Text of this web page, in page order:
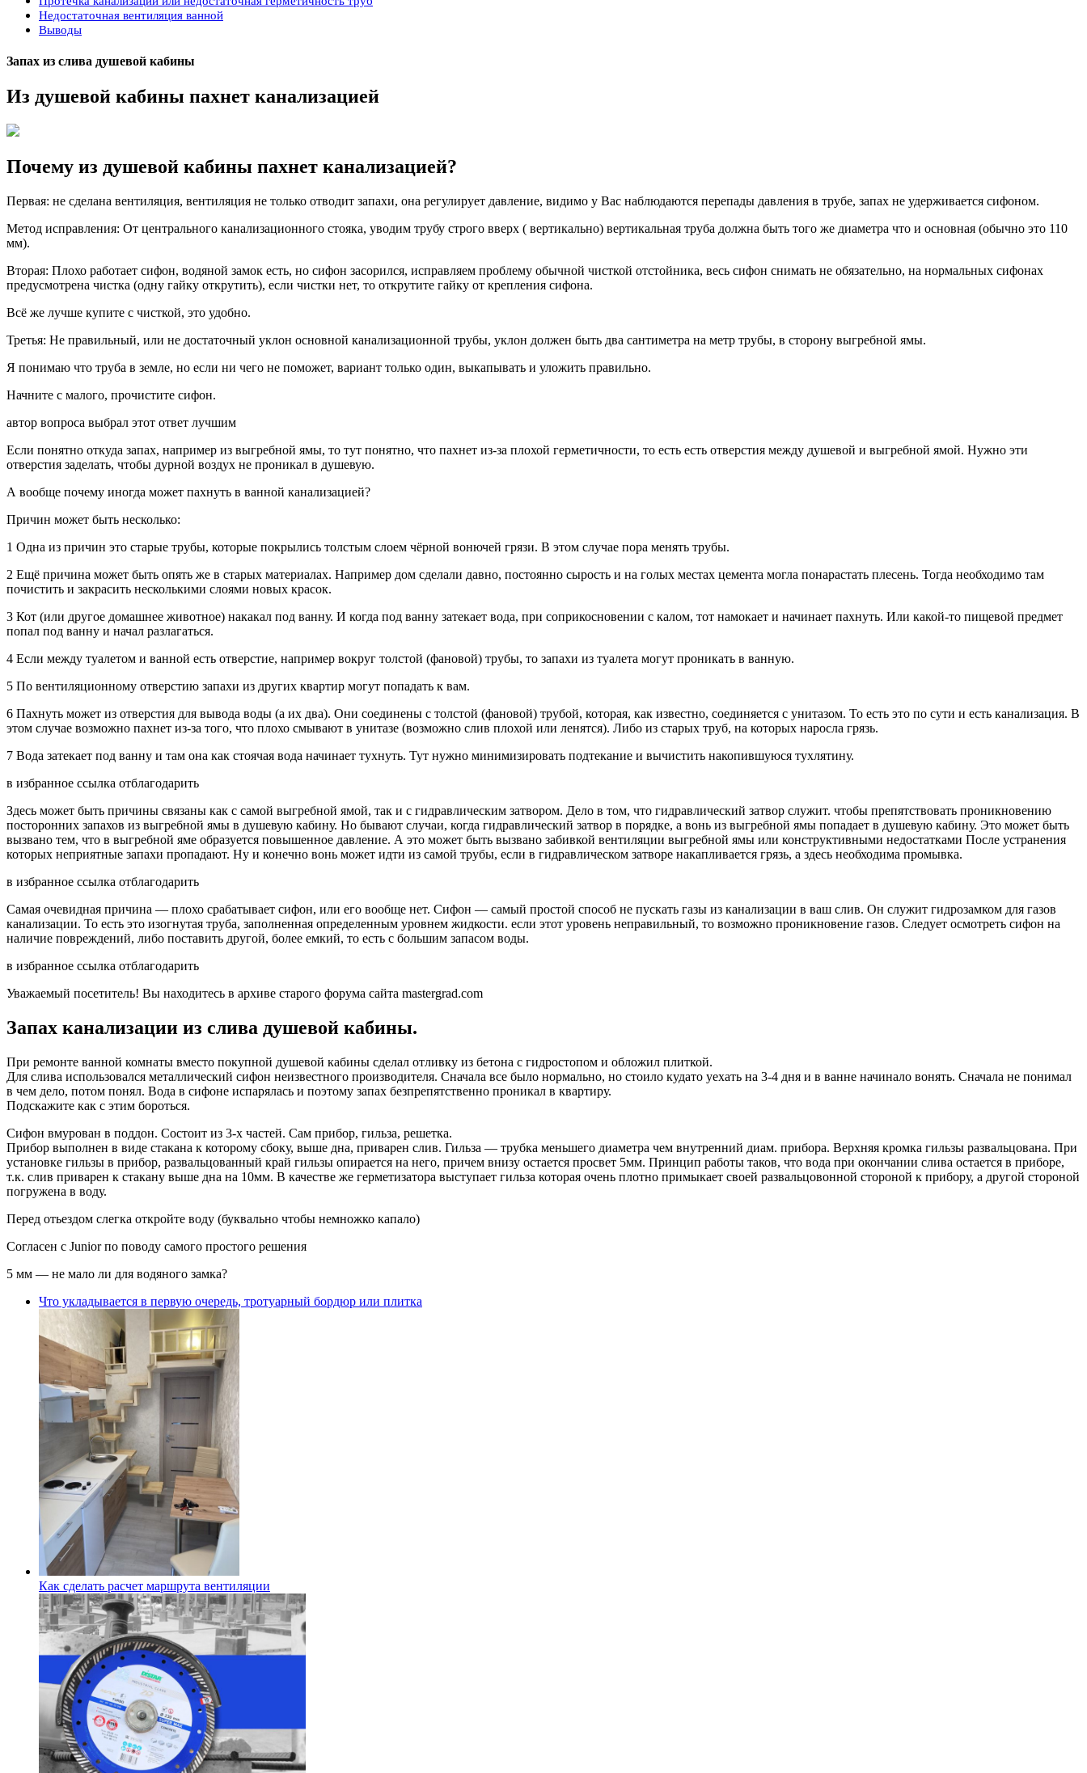
Недостаточная вентиляция ванной
Выводы
Запах из слива душевой кабины
Из душевой кабины пахнет канализацией
Почему из душевой кабины пахнет канализацией?
Первая: не сделана вентиляция, вентиляция не только отводит запахи, она регулирует давление, видимо у Вас наблюдаются перепады давления в трубе, запах не удерживается сифоном.
Метод исправления: От центрального канализационного стояка, уводим трубу строго вверх ( вертикально) вертикальная труба должна быть того же диаметра что и основная (обычно это 110
мм).
Вторая: Плохо работает сифон, водяной замок есть, но сифон засорился, исправляем проблему обычной чисткой отстойника, весь сифон снимать не обязательно, на нормальных сифонах
предусмотрена чистка (одну гайку открутить), если чистки нет, то открутите гайку от крепления сифона.
Всё же лучше купите с чисткой, это удобно.
Третья: Не правильный, или не достаточный уклон основной канализационной трубы, уклон должен быть два сантиметра на метр трубы, в сторону выгребной ямы.
Я понимаю что труба в земле, но если ни чего не поможет, вариант только один, выкапывать и уложить правильно.
Начните с малого, прочистите сифон.
автор вопроса выбрал этот ответ лучшим
Если понятно откуда запах, например из выгребной ямы, то тут понятно, что пахнет из-за плохой герметичности, то есть есть отверстия между душевой и выгребной ямой. Нужно эти
отверстия заделать, чтобы дурной воздух не проникал в душевую.
А вообще почему иногда может пахнуть в ванной канализацией?
Причин может быть несколько:
1 Одна из причин это старые трубы, которые покрылись толстым слоем чёрной вонючей грязи. В этом случае пора менять трубы.
2 Ещё причина может быть опять же в старых материалах. Например дом сделали давно, постоянно сырость и на голых местах цемента могла понарастать плесень. Тогда необходимо там
почистить и закрасить несколькими слоями новых красок.
3 Кот (или другое домашнее животное) накакал под ванну. И когда под ванну затекает вода, при соприкосновении с калом, тот намокает и начинает пахнуть. Или какой-то пищевой предмет
попал под ванну и начал разлагаться.
4 Если между туалетом и ванной есть отверстие, например вокруг толстой (фановой) трубы, то запахи из туалета могут проникать в ванную.
5 По вентиляционному отверстию запахи из других квартир могут попадать к вам.
6 Пахнуть может из отверстия для вывода воды (а их два). Они соединены с толстой (фановой) трубой, которая, как известно, соединяется с унитазом. То есть это по сути и есть канализация. В
этом случае возможно пахнет из-за того, что плохо смывают в унитазе (возможно слив плохой или ленятся). Либо из старых труб, на которых наросла грязь.
7 Вода затекает под ванну и там она как стоячая вода начинает тухнуть. Тут нужно минимизировать подтекание и вычистить накопившуюся тухлятину.
в избранное ссылка отблагодарить
Здесь может быть причины связаны как с самой выгребной ямой, так и с гидравлическим затвором. Дело в том, что гидравлический затвор служит. чтобы препятствовать проникновению
посторонних запахов из выгребной ямы в душевую кабину. Но бывают случаи, когда гидравлический затвор в порядке, а вонь из выгребной ямы попадает в душевую кабину. Это может быть
вызвано тем, что в выгребной яме образуется повышенное давление. А это может быть вызвано забивкой вентиляции выгребной ямы или конструктивными недостатками После устранения
которых неприятные запахи пропадают. Ну и конечно вонь может идти из самой трубы, если в гидравлическом затворе накапливается грязь, а здесь необходима промывка.
в избранное ссылка отблагодарить
Самая очевидная причина — плохо срабатывает сифон, или его вообще нет. Сифон — самый простой способ не пускать газы из канализации в ваш слив. Он служит гидрозамком для газов
канализации. То есть это изогнутая труба, заполненная определенным уровнем жидкости. если этот уровень неправильный, то возможно проникновение газов. Следует осмотреть сифон на
наличие повреждений, либо поставить другой, более емкий, то есть с большим запасом воды.
в избранное ссылка отблагодарить
Уважаемый посетитель! Вы находитесь в архиве старого форума сайта mastergrad.com
Запах канализации из слива душевой кабины.
При ремонте ванной комнаты вместо покупной душевой кабины сделал отливку из бетона с гидростопом и обложил плиткой.
Для слива использовался металлический сифон неизвестного производителя. Сначала все было нормально, но стоило кудато уехать на 3-4 дня и в ванне начинало вонять. Сначала не понимал
в чем дело, потом понял. Вода в сифоне испарялась и поэтому запах безпрепятственно проникал в квартиру.
Подскажите как с этим бороться.
Сифон вмурован в поддон. Состоит из 3-х частей. Сам прибор, гильза, решетка.
Прибор выполнен в виде стакана к которому сбоку, выше дна, приварен слив. Гильза — трубка меньшего диаметра чем внутренний диам. прибора. Верхняя кромка гильзы развальцована. При
установке гильзы в прибор, развальцованный край гильзы опирается на него, причем внизу остается просвет 5мм. Принцип работы таков, что вода при окончании слива остается в приборе,
т.к. слив приварен к стакану выше дна на 10мм. В качестве же герметизатора выступает гильза которая очень плотно примыкает своей развальцовонной стороной к прибору, а другой стороной
погружена в воду.
Перед отьездом слегка откройте воду (буквально чтобы немножко капало)
Согласен с Junior по поводу самого простого решения
5 мм — не мало ли для водяного замка?
Что укладывается в первую очередь, тротуарный бордюр или плитка
Как сделать расчет маршрута вентиляции